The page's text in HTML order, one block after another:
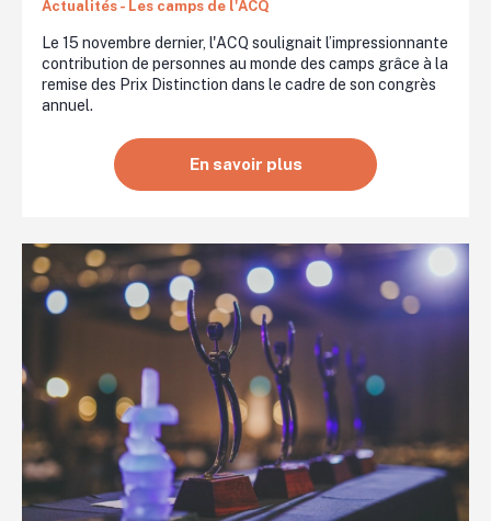
Actualités - Les camps de l'ACQ
Le 15 novembre dernier, l'ACQ soulignait l’impressionnante
contribution de personnes au monde des camps grâce à la
remise des Prix Distinction dans le cadre de son congrès
annuel.
En savoir plus